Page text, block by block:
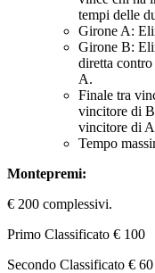
tempi delle
Girone A:
Girone B:
diretta
A.
Finale tra
vincitore di
vincitore di
Tempo
Montepremi:
€ 200 complessivi.
Primo Classificato € 100
Secondo Classificato € 60